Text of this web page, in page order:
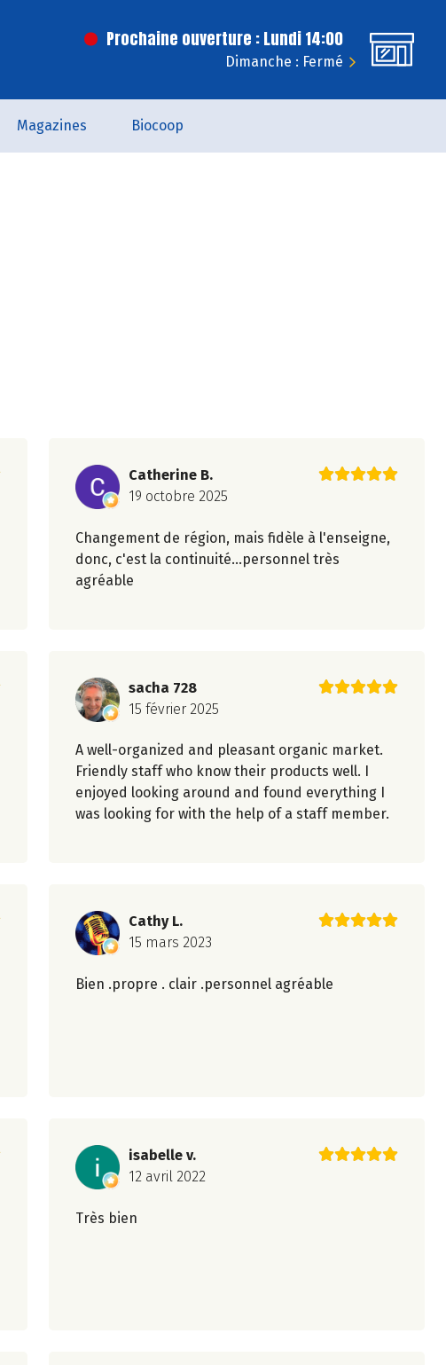
Prochaine ouverture : Lundi 14:00
Dimanche : Fermé
Magazines Biocoop
Catherine B.
19 octobre 2025
Changement de région, mais fidèle à l'enseigne,
donc, c'est la continuité...personnel très
agréable
sacha 728
15 février 2025
A well-organized and pleasant organic market.
Friendly staff who know their products well. I
enjoyed looking around and found everything I
was looking for with the help of a staff member.
Cathy L.
15 mars 2023
Bien .propre . clair .personnel agréable
isabelle v.
12 avril 2022
Très bien